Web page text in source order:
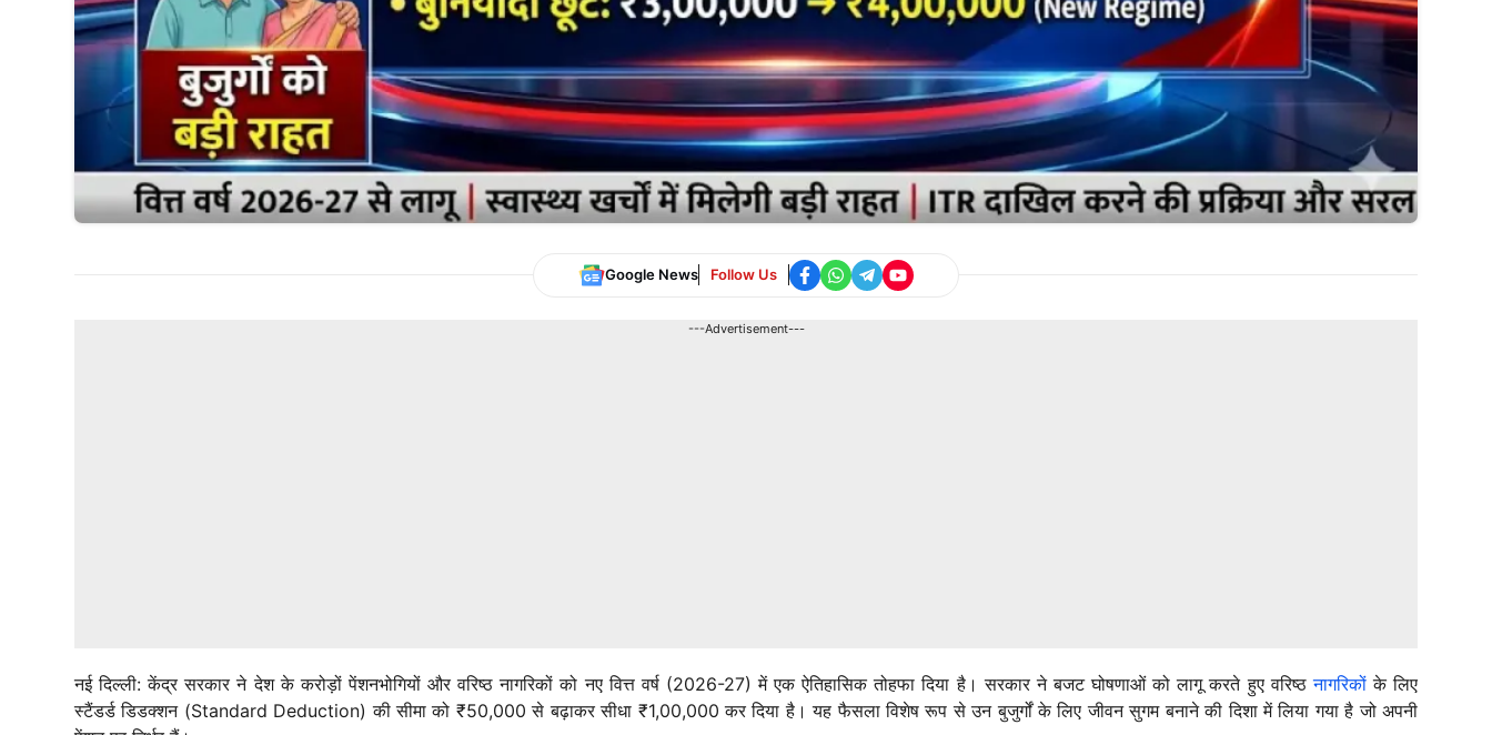
Google News Follow Us
---Advertisement---
नई दिल्ली: केंद्र सरकार ने देश के करोड़ों पेंशनभोगियों और वरिष्ठ नागरिकों को नए वित्त वर्ष (2026-27) में एक ऐतिहासिक तोहफा दिया है। सरकार ने बजट घोषणाओं को लागू करते हुए वरिष्ठनागरिकोंके लिए
स्टैंडर्ड डिडक्शन (Standard Deduction) की सीमा को ₹50,000 से बढ़ाकर सीधा ₹1,00,000 कर दिया है। यह फैसला विशेष रूप से उन बुजुर्गों के लिए जीवन सुगम बनाने की दिशा में लिया गया है जो अपनी